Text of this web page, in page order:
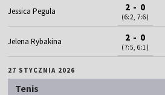
Jessica Pegula 2 - 0
(6:2, 7:6)
Jelena Rybakina 2 - 0
(7:5, 6:1)
27 STYCZNIA 2026
Tenis